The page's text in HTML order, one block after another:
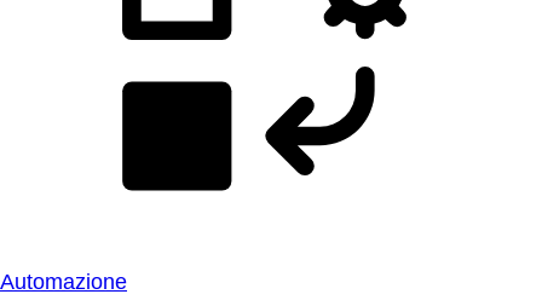
Automazione